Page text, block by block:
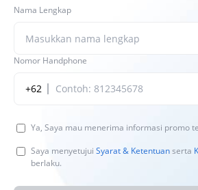
Nama Lengkap
Nomor Handphone
+62
Ya, Saya mau menerima informasi promo
Saya menyetujui Syarat & Ketentuanserta
berlaku.